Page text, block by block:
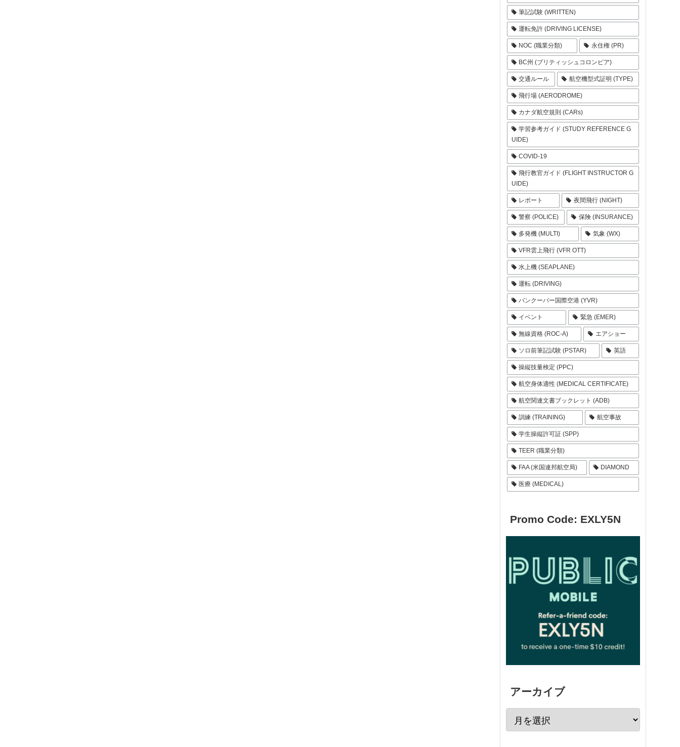
筆記試験 (WRITTEN)
運転免許 (DRIVING LICENSE)
NOC (職業分類) 永住権 (PR)
BC州 (ブリティッシュコロンビア)
交通ルール 航空機型式証明 (TYPE)
飛行場 (AERODROME)
カナダ航空規則 (CARs)
学習参考ガイド (STUDY REFERENCE G
UIDE)
COVID-19
飛行教官ガイド (FLIGHT INSTRUCTOR G
UIDE)
レポート 夜間飛行 (NIGHT)
警察 (POLICE) 保険 (INSURANCE)
多発機 (MULTI) 気象 (WX)
VFR雲上飛行 (VFR OTT)
水上機 (SEAPLANE)
運転 (DRIVING)
バンクーバー国際空港 (YVR)
イベント 緊急 (EMER)
無線資格 (ROC-A) エアショー
ソロ前筆記試験 (PSTAR) 英語
操縦技量検定 (PPC)
航空身体適性 (MEDICAL CERTIFICATE)
航空関連文書ブックレット (ADB)
訓練 (TRAINING) 航空事故
学生操縦許可証 (SPP)
TEER (職業分類)
FAA (米国連邦航空局) DIAMOND
医療 (MEDICAL)
Promo Code: EXLY5N
アーカイブ